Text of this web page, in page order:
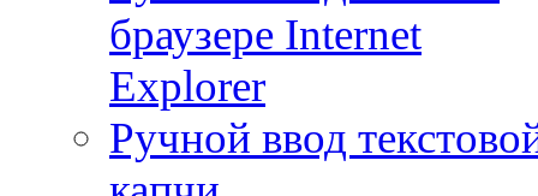
браузере Internet
Explorer
Ручной ввод